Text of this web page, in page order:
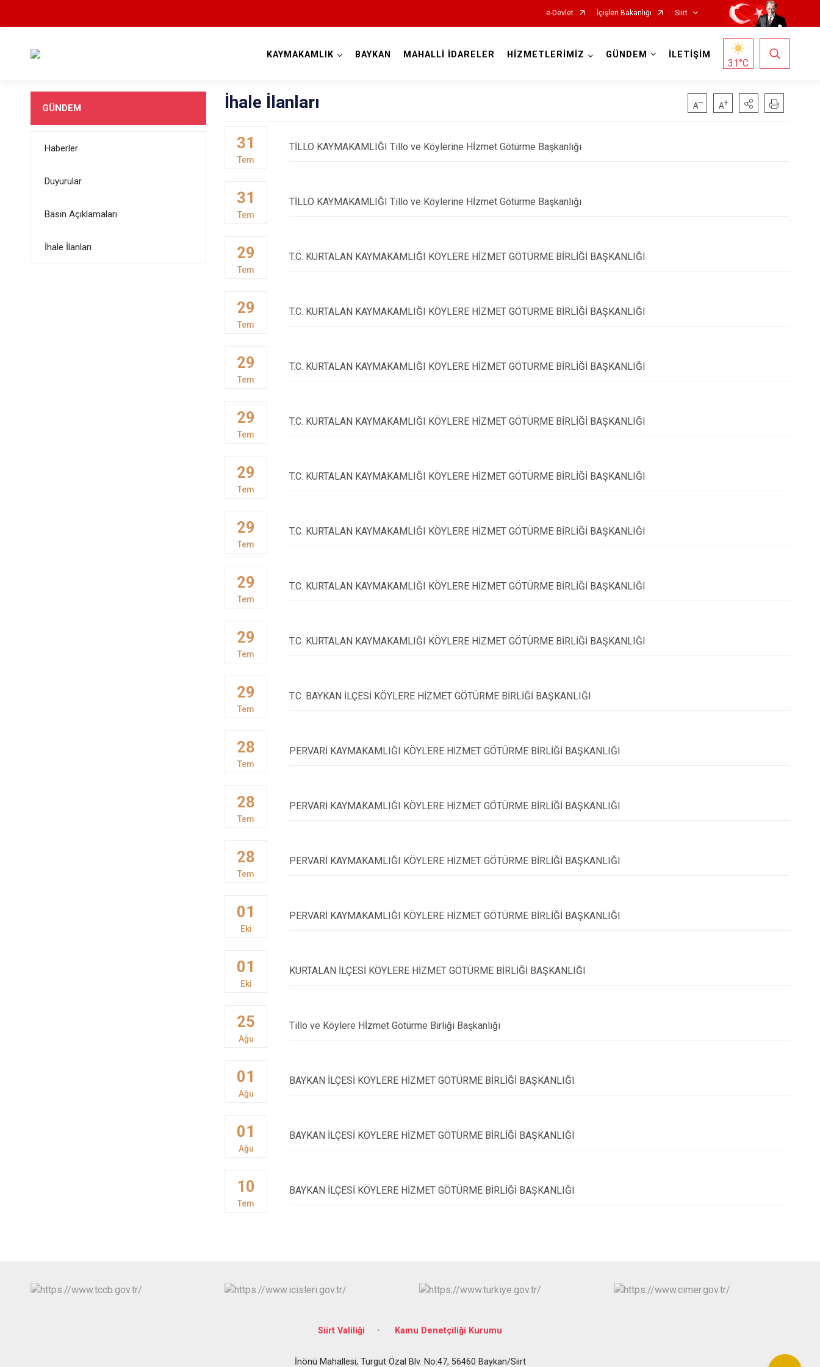
e-Devlet İçişleri Bakanlığı Siirt
Tillo
Şirvan
KAYMAKAMLIK BAYKAN MAHALLİ İDARELER HİZMETLERİMİZ GÜNDEM İLETİŞİM
31°C
GÜNDEM
Haberler
Duyurular
Basın Açıklamaları
İhale İlanları
İhale İlanları
31
Tem
TİLLO KAYMAKAMLIĞI Tillo ve Köylerine Hİzmet Götürme Başkanlığı
31
Tem
TİLLO KAYMAKAMLIĞI Tillo ve Köylerine Hİzmet Götürme Başkanlığı
29
Tem
T.C. KURTALAN KAYMAKAMLIĞI KÖYLERE HİZMET GÖTÜRME BİRLİĞİ BAŞKANLIĞI
29
Tem
T.C. KURTALAN KAYMAKAMLIĞI KÖYLERE HİZMET GÖTÜRME BİRLİĞİ BAŞKANLIĞI
29
Tem
T.C. KURTALAN KAYMAKAMLIĞI KÖYLERE HİZMET GÖTÜRME BİRLİĞİ BAŞKANLIĞI
29
Tem
T.C. KURTALAN KAYMAKAMLIĞI KÖYLERE HİZMET GÖTÜRME BİRLİĞİ BAŞKANLIĞI
29
Tem
T.C. KURTALAN KAYMAKAMLIĞI KÖYLERE HİZMET GÖTÜRME BİRLİĞİ BAŞKANLIĞI
29
Tem
T.C. KURTALAN KAYMAKAMLIĞI KÖYLERE HİZMET GÖTÜRME BİRLİĞİ BAŞKANLIĞI
29
Tem
T.C. KURTALAN KAYMAKAMLIĞI KÖYLERE HİZMET GÖTÜRME BİRLİĞİ BAŞKANLIĞI
29
Tem
T.C. KURTALAN KAYMAKAMLIĞI KÖYLERE HİZMET GÖTÜRME BİRLİĞİ BAŞKANLIĞI
29
Tem
T.C. BAYKAN İLÇESİ KÖYLERE HİZMET GÖTÜRME BİRLİĞİ BAŞKANLIĞI
28
Tem
PERVARİ KAYMAKAMLIĞI KÖYLERE HİZMET GÖTÜRME BİRLİĞİ BAŞKANLIĞI
28
Tem
PERVARİ KAYMAKAMLIĞI KÖYLERE HİZMET GÖTÜRME BİRLİĞİ BAŞKANLIĞI
28
Tem
PERVARİ KAYMAKAMLIĞI KÖYLERE HİZMET GÖTÜRME BİRLİĞİ BAŞKANLIĞI
01
Eki
PERVARİ KAYMAKAMLIĞI KÖYLERE HİZMET GÖTÜRME BİRLİĞİ BAŞKANLIĞI
01
Eki
KURTALAN İLÇESİ KÖYLERE HİZMET GÖTÜRME BİRLİĞİ BAŞKANLIĞI
25
Ağu
Tillo ve Köylere Hİzmet Götürme Birliği Başkanlığı
01
Ağu
BAYKAN İLÇESİ KÖYLERE HİZMET GÖTÜRME BİRLİĞİ BAŞKANLIĞI
01
Ağu
BAYKAN İLÇESİ KÖYLERE HİZMET GÖTÜRME BİRLİĞİ BAŞKANLIĞI
10
Tem
BAYKAN İLÇESİ KÖYLERE HİZMET GÖTÜRME BİRLİĞİ BAŞKANLIĞI
Siirt Valiliği Kamu Denetçiliği Kurumu
İnönü Mahallesi, Turgut Özal Blv. No:47, 56460 Baykan/Siirt